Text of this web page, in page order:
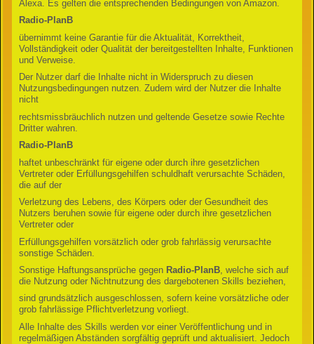
Alexa. Es gelten die entsprechenden Bedingungen von Amazon.
Radio-PlanB
übernimmt keine Garantie für die Aktualität, Korrektheit,
Vollständigkeit oder Qualität der bereitgestellten Inhalte, Funktionen
und Verweise.
Der Nutzer darf die Inhalte nicht in Widerspruch zu diesen
Nutzungsbedingungen nutzen. Zudem wird der Nutzer die Inhalte
nicht
rechtsmissbräuchlich nutzen und geltende Gesetze sowie Rechte
Dritter wahren.
Radio-PlanB
haftet unbeschränkt für eigene oder durch ihre gesetzlichen
Vertreter oder Erfüllungsgehilfen schuldhaft verursachte Schäden,
die auf der
Verletzung des Lebens, des Körpers oder der Gesundheit des
Nutzers beruhen sowie für eigene oder durch ihre gesetzlichen
Vertreter oder
Erfüllungsgehilfen vorsätzlich oder grob fahrlässig verursachte
sonstige Schäden.
Sonstige Haftungsansprüche gegen Radio-PlanB, welche sich auf
die Nutzung oder Nichtnutzung des dargebotenen Skills beziehen,
sind grundsätzlich ausgeschlossen, sofern keine vorsätzliche oder
grob fahrlässige Pflichtverletzung vorliegt.
Alle Inhalte des Skills werden vor einer Veröffentlichung und in
regelmäßigen Abständen sorgfältig geprüft und aktualisiert. Jedoch